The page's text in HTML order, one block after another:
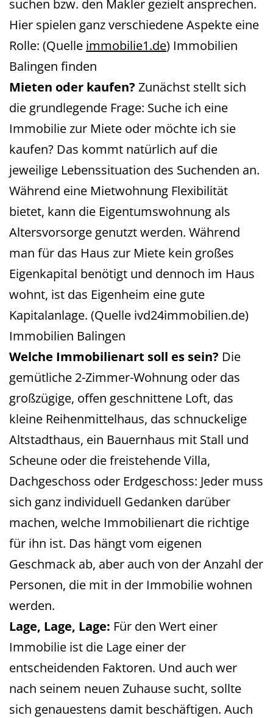
suchen bzw. den Makler gezielt ansprechen.
Hier spielen ganz verschiedene Aspekte eine
Rolle: (Quelle immobilie1.de) Immobilien
Balingen finden
Mieten oder kaufen? Zunächst stellt sich
die grundlegende Frage: Suche ich eine
Immobilie zur Miete oder möchte ich sie
kaufen? Das kommt natürlich auf die
jeweilige Lebenssituation des Suchenden an.
Während eine Mietwohnung Flexibilität
bietet, kann die Eigentumswohnung als
Altersvorsorge genutzt werden. Während
man für das Haus zur Miete kein großes
Eigenkapital benötigt und dennoch im Haus
wohnt, ist das Eigenheim eine gute
Kapitalanlage. (Quelle ivd24immobilien.de)
Immobilien Balingen
Welche Immobilienart soll es sein? Die
gemütliche 2-Zimmer-Wohnung oder das
großzügige, offen geschnittene Loft, das
kleine Reihenmittelhaus, das schnuckelige
Altstadthaus, ein Bauernhaus mit Stall und
Scheune oder die freistehende Villa,
Dachgeschoss oder Erdgeschoss: Jeder muss
sich ganz individuell Gedanken darüber
machen, welche Immobilienart die richtige
für ihn ist. Das hängt vom eigenen
Geschmack ab, aber auch von der Anzahl der
Personen, die mit in der Immobilie wohnen
werden.
Lage, Lage, Lage: Für den Wert einer
Immobilie ist die Lage einer der
entscheidenden Faktoren. Und auch wer
nach seinem neuen Zuhause sucht, sollte
sich genauestens damit beschäftigen. Auch